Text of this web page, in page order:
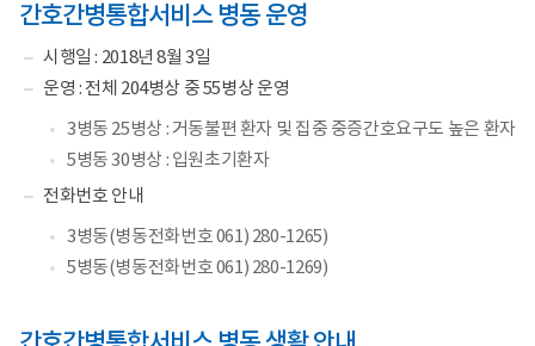
간호간병통합서비스 병동 운영
시행일 : 2018년 8월 3일
운영 : 전체 204병상 중 55병상 운영
3병동 25병상 : 거동불편 환자 및 집중 중증간호요구도 높은 환자
5병동 30병상 : 입원초기환자
전화번호 안내
3병동(병동전화번호 061) 280-1265)
5병동(병동전화번호 061) 280-1269)